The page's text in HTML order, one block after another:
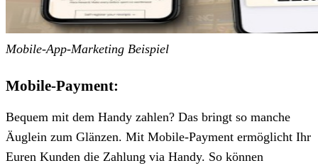
Mobile-App-Marketing Beispiel
Mobile-Payment:
Bequem mit dem Handy zahlen? Das bringt so manche
Äuglein zum Glänzen. Mit Mobile-Payment ermöglicht Ihr
Euren Kunden die Zahlung via Handy. So können